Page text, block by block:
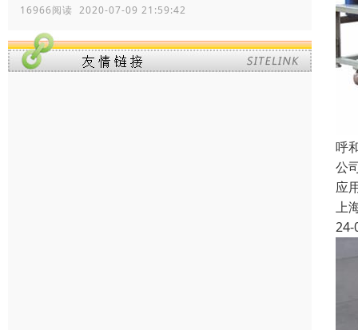
16966阅读 2020-07-09 21:59:42
呼
公
应
上
24-